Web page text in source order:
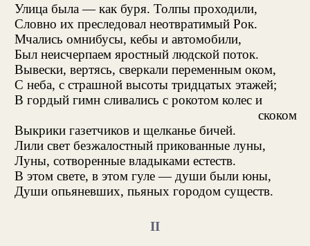
Улица была — как буря. Толпы проходили,
Словно их преследовал неотвратимый Рок.
Мчались омнибусы, кебы и автомобили,
Был неисчерпаем яростный людской поток.
Вывески, вертясь, сверкали переменным оком,
С неба, с страшной высоты тридцатых этажей;
В гордый гимн сливались с рокотом колес и
скоком
Выкрики газетчиков и щелканье бичей.
Лили свет безжалостный прикованные луны,
Луны, сотворенные владыками естеств.
В этом свете, в этом гуле — души были юны,
Души опьяневших, пьяных городом существ.
II